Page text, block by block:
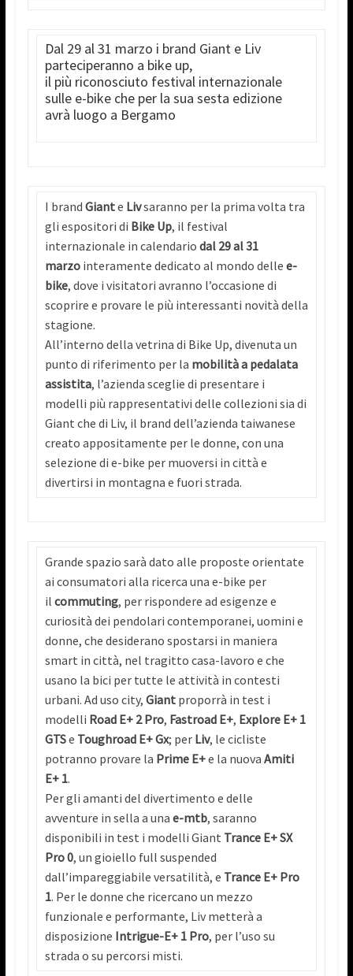
Dal 29 al 31 marzo i brand Giant e Liv
parteciperanno a bike up,
il più riconosciuto festival internazionale
sulle e-bike che per la sua sesta edizione
avrà luogo a Bergamo
I brand Giante Livsaranno per la prima volta tra
gli espositori di Bike Up, il festival
internazionale in calendario dal 29 al 31
marzointeramente dedicato al mondo delle e-
bike, dove i visitatori avranno l’occasione di
scoprire e provare le più interessanti novità della
stagione.
All’interno della vetrina di Bike Up, divenuta un
punto di riferimento per la mobilità a pedalata
assistita, l’azienda sceglie di presentare i
modelli più rappresentativi delle collezioni sia di
Giant che di Liv, il brand dell’azienda taiwanese
creato appositamente per le donne, con una
selezione di e-bike per muoversi in città e
divertirsi in montagna e fuori strada.
Grande spazio sarà dato alle proposte orientate
ai consumatori alla ricerca una e-bike per
il commuting, per rispondere ad esigenze e
curiosità dei pendolari contemporanei, uomini e
donne, che desiderano spostarsi in maniera
smart in città, nel tragitto casa-lavoro e che
usano la bici per tutte le attività in contesti
urbani. Ad uso city, Giantproporrà in test i
modelli Road E+ 2 Pro, Fastroad E+, Explore E+ 1
GTSe Toughroad E+ Gx; per Liv, le cicliste
potranno provare la Prime E+e la nuova Amiti
E+ 1.
Per gli amanti del divertimento e delle
avventure in sella a una e-mtb, saranno
disponibili in test i modelli Giant Trance E+ SX
Pro 0, un gioiello full suspended
dall’impareggiabile versatilità, e Trance E+ Pro
1. Per le donne che ricercano un mezzo
funzionale e performante, Liv metterà a
disposizione Intrigue-E+ 1 Pro, per l’uso su
strada o su percorsi misti.